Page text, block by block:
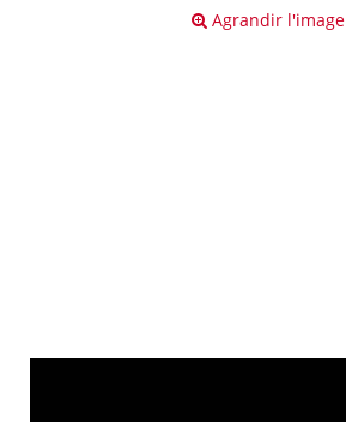
Agrandir l'image